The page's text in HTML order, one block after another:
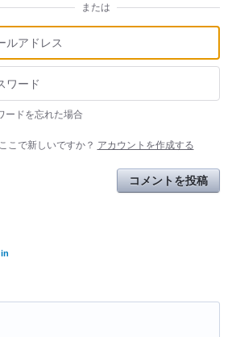
または
ードを忘れた場合
ここで新しいですか？ アカウントを作成する
コメントを投稿